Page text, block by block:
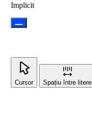
Implicit
Cursor Spațiu între litere